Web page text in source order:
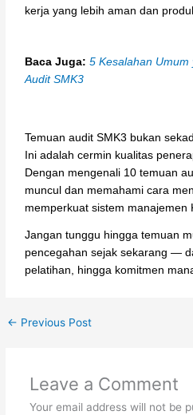
kerja yang lebih aman dan
Baca Juga:5 Kesalahan
Audit SMK3
Temuan audit SMK3 bukan
Ini adalah cermin kualitas
Dengan mengenali 10 temuan
muncul dan memahami cara
memperkuat sistem manajemen
Jangan tunggu hingga temuan
pencegahan sejak sekarang —
pelatihan, hingga komitmen
← Previous Post
Leave a Comment
Your email address will not be